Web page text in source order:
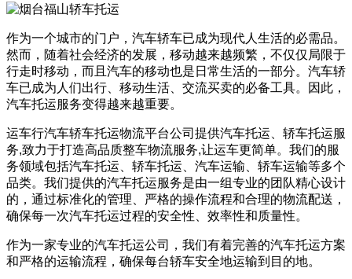
作为一个城市的门户，汽车轿车已成为现代人生活的必需品。
然而，随着社会经济的发展，移动越来越频繁，不仅仅局限于
行走时移动，而且汽车的移动也是日常生活的一部分。汽车轿
车已成为人们出行、移动生活、交流买卖的必备工具。因此，
汽车托运服务变得越来越重要。
运车行汽车轿车托运物流平台公司提供汽车托运、轿车托运服
务,致力于打造高品质整车物流服务,让运车更简单。我们的服
务领域包括汽车托运、轿车托运、汽车运输、轿车运输等多个
品类。我们提供的汽车托运服务是由一组专业的团队精心设计
的，通过标准化的管理、严格的操作流程和合理的物流配送，
确保每一次汽车托运过程的安全性、效率性和质量性。
作为一家专业的汽车托运公司，我们有着完善的汽车托运方案
和严格的运输流程，确保每台轿车安全地运输到目的地。